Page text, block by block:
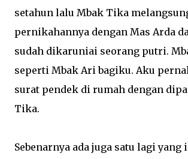
setahun lalu Mbak Tika
pernikahannya dengan Mas Arda
sudah dikaruniai seorang putri.
seperti Mbak Ari bagiku. Aku
surat pendek di rumah dengan
Tika.
Sebenarnya ada juga satu lagi yang